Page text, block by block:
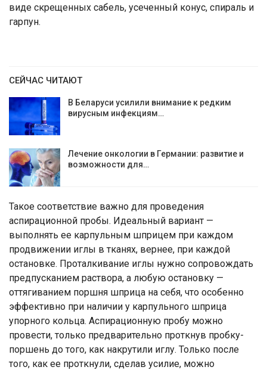
виде скрещенных сабель, усеченный конус, спираль и
гарпун.
СЕЙЧАС ЧИТАЮТ
В Беларуси усилили внимание к редким
вирусным инфекциям…
Лечение онкологии в Германии: развитие и
возможности для…
Такое соответствие важно для проведения
аспирационной пробы. Идеальный вариант —
выполнять ее карпульным шприцем при каждом
продвижении иглы в тканях, вернее, при каждой
остановке. Проталкивание иглы нужно сопровождать
предпусканием раствора, а любую остановку —
оттягиванием поршня шприца на себя, что особенно
эффективно при наличии у карпульного шприца
упорного кольца. Аспирационную пробу можно
провести, только предварительно проткнув пробку-
поршень до того, как накрутили иглу. Только после
того, как ее проткнули, сделав усилие, можно